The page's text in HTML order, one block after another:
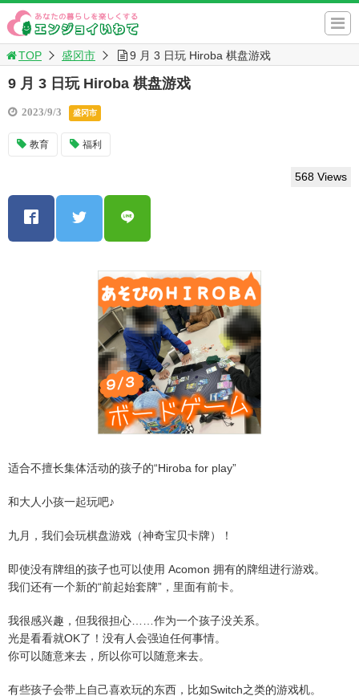
TOP 盛冈市 9 月 3 日玩 Hiroba 棋盘游戏
9 月 3 日玩 Hiroba 棋盘游戏
2023/9/3 盛冈市
教育 福利
568 Views
适合不擅长集体活动的孩子的“Hiroba for play”
和大人小孩一起玩吧♪
九月，我们会玩棋盘游戏（神奇宝贝卡牌）！
即使没有牌组的孩子也可以使用 Acomon 拥有的牌组进行游戏。
我们还有一个新的“前起始套牌”，里面有前卡。
我很感兴趣，但我很担心……作为一个孩子没关系。
光是看看就OK了！没有人会强迫任何事情。
你可以随意来去，所以你可以随意来去。
有些孩子会带上自己喜欢玩的东西，比如Switch之类的游戏机。